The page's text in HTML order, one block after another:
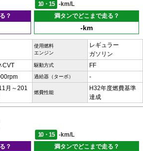
10・15
-km/L
？
満タンでどこまで走る？
-km
使用燃料
エンジン
レギュラー
ガソリン
CVT 駆動方式 FF
過給器（ターボ） -
月～201
燃費性能
H32年度燃費基準
達成
10・15
-km/L
？
満タンでどこまで走る？